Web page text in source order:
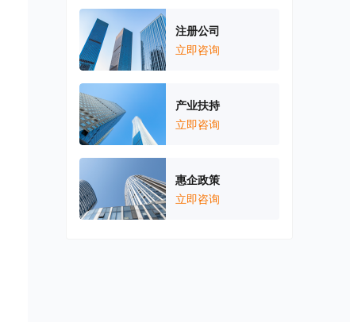
注册公司
立即咨询
产业扶持
立即咨询
惠企政策
立即咨询